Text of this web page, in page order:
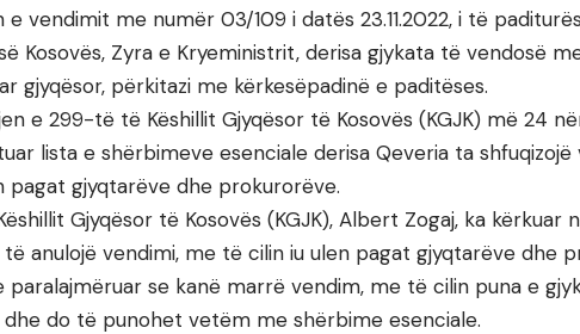
e vendimit me numër 03/109 i datës 23.11.2022, i të
Kosovës, Zyra e Kryeministrit, derisa gjykata të vendosë
gjyqësor, përkitazi me kërkesëpadinë e paditëses.
e 299-të të Këshillit Gjyqësor të Kosovës (KGJK) më 24
lista e shërbimeve esenciale derisa Qeveria ta shfuqizojë
pagat gjyqtarëve dhe prokurorëve.
Gjyqësor të Kosovës (KGJK), Albert Zogaj, ka kërkuar
të anulojë vendimi, me të cilin iu ulen pagat gjyqtarëve dhe
paralajmëruar se kanë marrë vendim, me të cilin puna e
do të punohet vetëm me shërbime esenciale.